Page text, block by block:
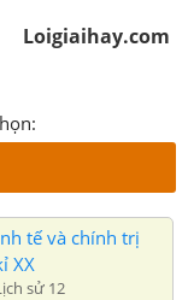
Loigiaihay.com
tế và chính trị
XX
sử 12